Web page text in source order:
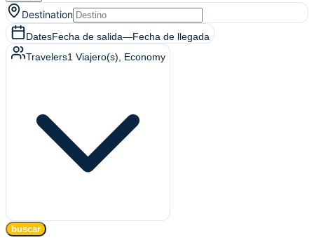
Destination
DatesFecha de salida—Fecha de llegada
Travelers1 Viajero(s) , Economy
buscar